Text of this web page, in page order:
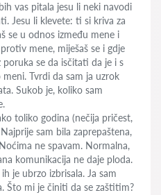
vas pitala jesu li neki navodi
Jesu li klevete: ti si kriva za
se u odnos između mene i
mene, miješaš se i gdje
se da isčitati da je i s
Tvrdi da sam ja uzrok
Sukob je, koliko sam
toliko godina (nečija pričest,
sam bila zaprepaštena,
ne spavam. Normalna,
komunikacija ne daje ploda.
je ubrzo izbrisala. Ja sam
Što mi je činiti da se zaštitim?